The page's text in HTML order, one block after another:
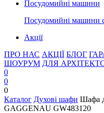
Посудомийні машини
Посудомийні машини
Акції
ПРО НАС АКЦІЇ БЛОГ
ШОУРУМ ДЛЯ
0
0
0
Каталог Духові шафи Шафа
GAGGENAU GW483120